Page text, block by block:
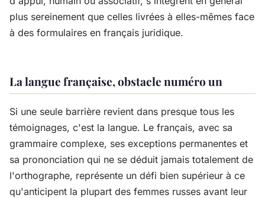
plus sereinement que celles livrées à elles-mêmes face
à des formulaires en français juridique.
La langue française, obstacle numéro un
Si une seule barrière revient dans presque tous les
témoignages, c'est la langue. Le français, avec sa
grammaire complexe, ses exceptions permanentes et
sa prononciation qui ne se déduit jamais totalement de
l'orthographe, représente un défi bien supérieur à ce
qu'anticipent la plupart des femmes russes avant leur